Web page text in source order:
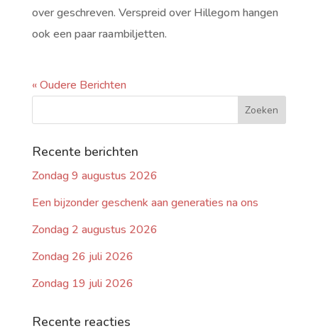
over geschreven. Verspreid over Hillegom hangen
ook een paar raambiljetten.
« Oudere Berichten
Recente berichten
Zondag 9 augustus 2026
Een bijzonder geschenk aan generaties na ons
Zondag 2 augustus 2026
Zondag 26 juli 2026
Zondag 19 juli 2026
Recente reacties